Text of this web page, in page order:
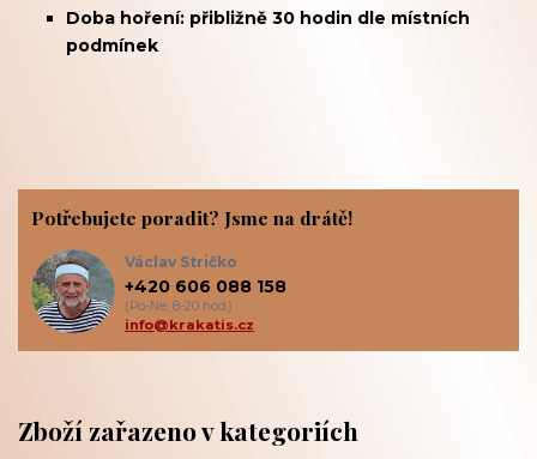
Doba hoření: přibližně 30 hodin dle místních
podmínek
Zboží zařazeno v kategoriích
Potřebujete poradit? Jsme na drátě!
Václav Stričko
+420 606 088 158
(Po-Ne, 8-20 hod.)
info@krakatis.cz